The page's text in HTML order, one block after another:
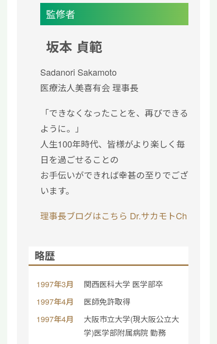
監修者
坂本 貞範
Sadanori Sakamoto
医療法人美喜有会 理事長
「できなくなったことを、再びできる
ように。」
人生100年時代、皆様がより楽しく毎
日を過ごせることの
お手伝いができれば幸甚の至りでござ
います。
理事長ブログはこちら Dr.サカモトCh
略歴
1997年3月
関西医科大学 医学部卒
1997年4月
医師免許取得
1997年4月
大阪市立大学(現大阪公立大
学)医学部附属病院 勤務